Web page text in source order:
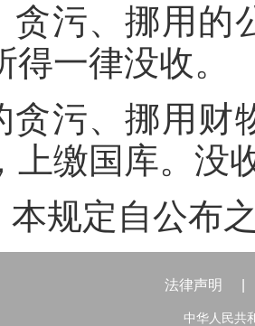
贪污、挪用的
得一律没收。
贪污、挪用财
上缴国库。没
本规定自公布
法律声明
中华人民共